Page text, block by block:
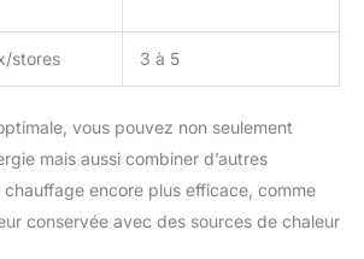
stores 3 à 5
vous pouvez non seulement
mais aussi combiner d’autres
encore plus efficace, comme
conservée avec des sources de chaleur